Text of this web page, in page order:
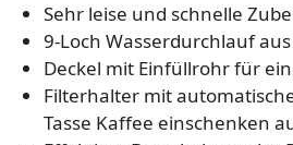
Sehr leise und schnelle
9-Loch Wasserdurchlauf
Deckel mit Einfüllrohr für
Filterhalter mit
Tasse Kaffee einschenken